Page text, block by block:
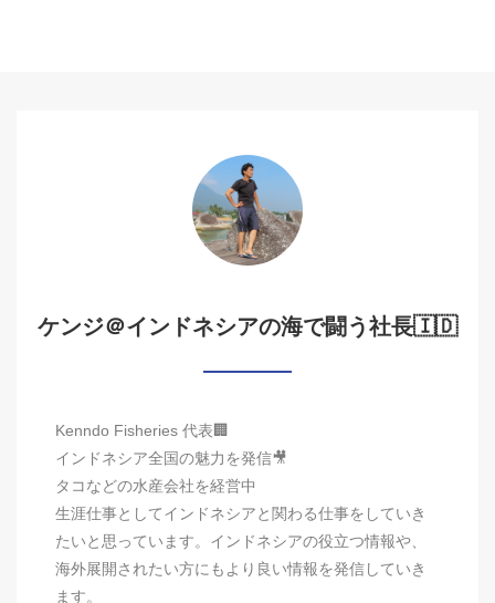
ケンジ＠インドネシアの海で闘う社長🇮🇩
Kenndo Fisheries 代表🏢
インドネシア全国の魅力を発信🎥
タコなどの水産会社を経営中
生涯仕事としてインドネシアと関わる仕事をしていき
たいと思っています。インドネシアの役立つ情報や、
海外展開されたい方にもより良い情報を発信していき
ます。